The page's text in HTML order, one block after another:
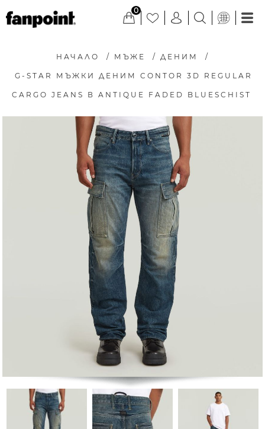
0
НАЧАЛО / МЪЖЕ / ДЕНИМ /
G-STAR МЪЖКИ ДЕНИМ CONTOR 3D REGULAR
CARGO JEANS В ANTIQUE FADED BLUESCHIST